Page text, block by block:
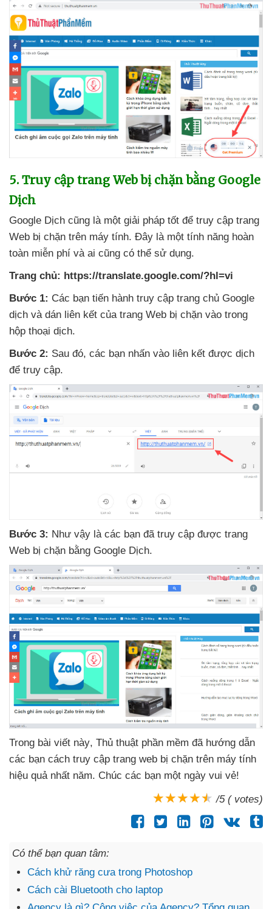
5. Truy cập trang Web bị chặn bằng Google
Dịch
Google Dịch cũng là một giải pháp tốt để truy cập trang
Web bị chặn trên máy tính. Đây là một tính năng hoàn
toàn miễn phí và ai cũng có thể sử dụng.
Trang chủ: https://translate.google.com/?hl=vi
Bước 1: Các bạn tiến hành truy cập trang chủ Google
dịch và dán liên kết của trang Web bị chặn vào trong
hộp thoại dịch.
Bước 2: Sau đó, các bạn nhấn vào liên kết được dịch
để truy cập.
Bước 3: Như vậy là các bạn đã truy cập được trang
Web bị chặn bằng Google Dịch.
Trong bài viết này, Thủ thuật phần mềm đã hướng dẫn
các bạn cách truy cập trang web bị chặn trên máy tính
hiệu quả nhất năm. Chúc các bạn một ngày vui vẻ!
/5 ( votes)
Có thể bạn quan tâm:
Cách khử răng cưa trong Photoshop
Cách cài Bluetooth cho laptop